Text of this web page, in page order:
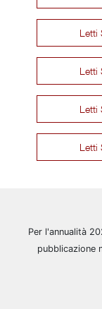
Letti
Letti
Letti
Letti
Per l'annualità
pubblicazione